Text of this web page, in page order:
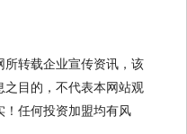
所转载企业宣传资讯，该
目的，不代表本网站观
！任何投资加盟均有风